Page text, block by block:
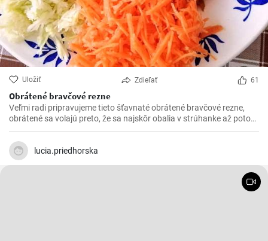
Uložiť Zdieľať 61
Obrátené bravčové rezne
Veľmi radi pripravujeme tieto šťavnaté obrátené bravčové rezne,
obrátené sa volajú preto, že sa najskôr obalia v strúhanke až potom
vo vajíčku. Sú krásne jemné a veľmi šťavnaté. V kombinácii s
čerstvou zeleninou sú výborné.
lucia.priedhorska